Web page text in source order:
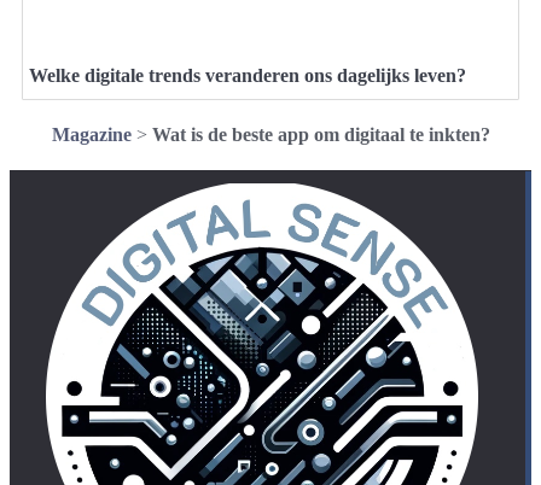
Welke digitale trends veranderen ons dagelijks leven?
Magazine> Wat is de beste app om digitaal te inkten?